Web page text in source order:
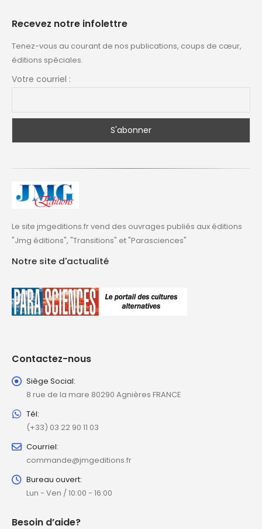
Recevez notre infolettre
Tenez-vous au courant de nos publications, coups de cœur,
éditions spéciales.
Votre courriel :
Le site jmgeditions.fr vend des ouvrages publiés aux éditions
"Jmg éditions", "Transitions" et "Parasciences"
Notre site d'actualité
Contactez-nous
Siège Social:
8 rue de la mare 80290 Agnières FRANCE
Tél:
(+33) 03 22 90 11 03
Courriel:
commande@jmgeditions.fr
Bureau ouvert:
Lun - Ven / 10:00 - 16:00
Besoin d’aide?